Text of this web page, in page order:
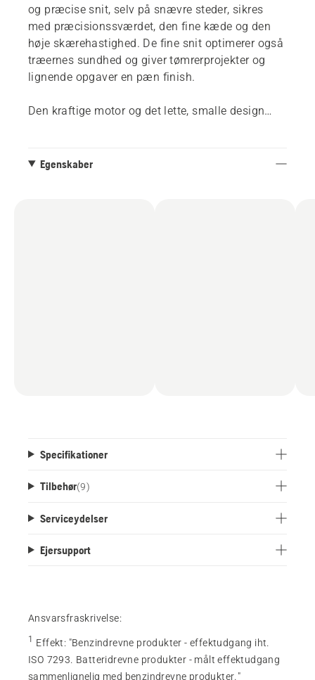
og præcise snit, selv på snævre steder, sikres
med præcisionssværdet, den fine kæde og den
høje skærehastighed. De fine snit optimerer også
træernes sundhed og giver tømrerprojekter og
lignende opgaver en pæn finish.
Den kraftige motor og det lette, smalle design
brugeroplevelse. Værktøjsfri kædestramning og
vægopbevaring.
Egenskaber
Specifikationer
Tilbehør(9)
Serviceydelser
Ejersupport
Ansvarsfraskrivelse:
1 Effekt: "Benzindrevne produkter - effektudgang iht.
ISO 7293. Batteridrevne produkter - målt effektudgang
sammenlignelig med benzindrevne produkter."